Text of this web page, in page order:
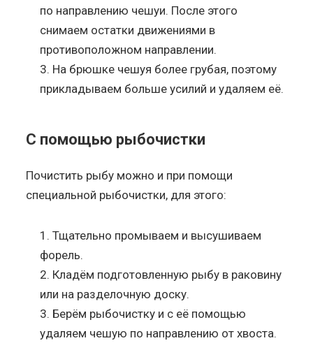
по направлению чешуи. После этого
снимаем остатки движениями в
противоположном направлении.
На брюшке чешуя более грубая, поэтому
прикладываем больше усилий и удаляем её.
С помощью рыбочистки
Почистить рыбу можно и при помощи
специальной рыбочистки, для этого:
Тщательно промываем и высушиваем
форель.
Кладём подготовленную рыбу в раковину
или на разделочную доску.
Берём рыбочистку и с её помощью
удаляем чешую по направлению от хвоста.